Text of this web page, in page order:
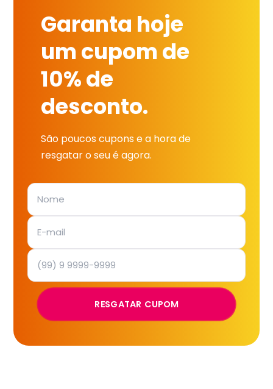
Garanta hoje
um cupom de
10% de
desconto.
São poucos cupons e a hora de
resgatar o seu é agora.
RESGATAR CUPOM